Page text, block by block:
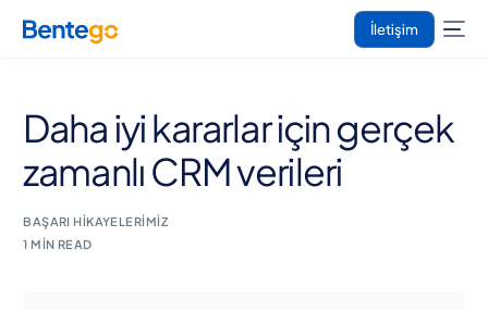
İletişim
Daha iyi kararlar için gerçek
zamanlı CRM verileri
BAŞARI HIKAYELERIMIZ
1 MIN READ